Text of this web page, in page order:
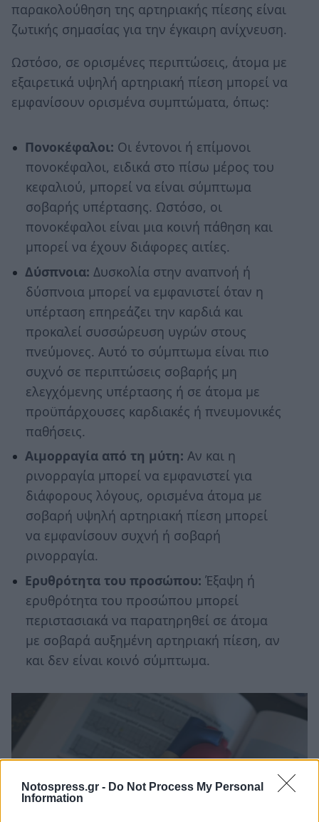
Notospress.gr - Do Not Process My Personal
Information
παρακολούθηση της αρτηριακής πίεσης είναι
ζωτικής σημασίας για την έγκαιρη ανίχνευση.
Ωστόσο, σε ορισμένες περιπτώσεις, άτομα με
εξαιρετικά υψηλή αρτηριακή πίεση μπορεί να
εμφανίσουν ορισμένα συμπτώματα, όπως:
Πονοκέφαλοι: Οι έντονοι ή επίμονοι
πονοκέφαλοι, ειδικά στο πίσω μέρος του
κεφαλιού, μπορεί να είναι σύμπτωμα
σοβαρής υπέρτασης. Ωστόσο, οι
πονοκέφαλοι είναι μια κοινή πάθηση και
μπορεί να έχουν διάφορες αιτίες.
Δύσπνοια: Δυσκολία στην αναπνοή ή
δύσπνοια μπορεί να εμφανιστεί όταν η
υπέρταση επηρεάζει την καρδιά και
προκαλεί συσσώρευση υγρών στους
πνεύμονες. Αυτό το σύμπτωμα είναι πιο
συχνό σε περιπτώσεις σοβαρής μη
ελεγχόμενης υπέρτασης ή σε άτομα με
προϋπάρχουσες καρδιακές ή πνευμονικές
παθήσεις.
Αιμορραγία από τη μύτη: Αν και η
ρινορραγία μπορεί να εμφανιστεί για
διάφορους λόγους, ορισμένα άτομα με
σοβαρή υψηλή αρτηριακή πίεση μπορεί
να εμφανίσουν συχνή ή σοβαρή
ρινορραγία.
Ερυθρότητα του προσώπου: Έξαψη ή
ερυθρότητα του προσώπου μπορεί
περιστασιακά να παρατηρηθεί σε άτομα
με σοβαρά αυξημένη αρτηριακή πίεση, αν
και δεν είναι κοινό σύμπτωμα.